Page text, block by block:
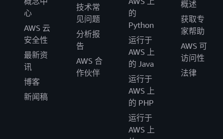
心
AWS 云
安全性
最新资
讯
博客
新闻稿
技术常
见问题
分析报
告
AWS 合
作伙伴
的
Python
运行于
AWS 上
的 Java
运行于
AWS 上
的 PHP
运行于
AWS 上
概述
获取专
家帮助
AWS 可
访问性
法律